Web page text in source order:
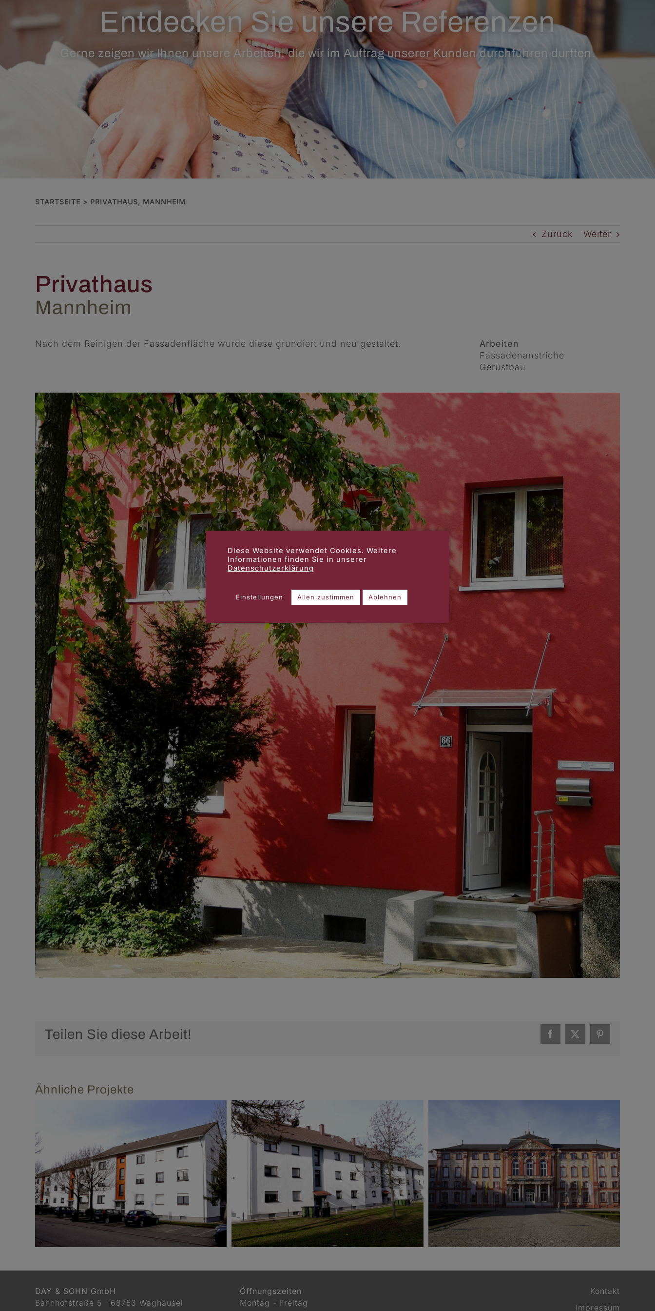
Entdecken Sie unsere Referenzen
Gerne zeigen wir Ihnen unsere Arbeiten, die wir im Auftrag unserer Kunden durchführen durften.
STARTSEITE PRIVATHAUS, MANNHEIM
Zurück Weiter
Privathaus
Mannheim
Nach dem Reinigen der Fassadenfläche wurde diese grundiert und neu gestaltet.
Arbeiten
Fassadenanstriche
Gerüstbau
Teilen Sie diese Arbeit! Facebook
X Pinterest
Ähnliche Projekte
Familienheim, Ettlingen Familienheim, Ettlingen Schloß, Bruchsal
DAY & SOHN GmbH
Bahnhofstraße 5 · 68753 Waghäusel
Öffnungszeiten
Montag - Freitag
Kontakt
Impressum
Diese Website verwendet Cookies. Weitere
Informationen finden Sie in unserer
Datenschutzerklärung
Einstellungen Allen zustimmen Ablehnen